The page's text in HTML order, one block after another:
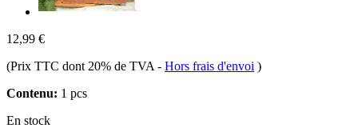
12,99 €
(Prix TTC dont 20% de TVA - Hors frais d'envoi )
Contenu: 1 pcs
En stock